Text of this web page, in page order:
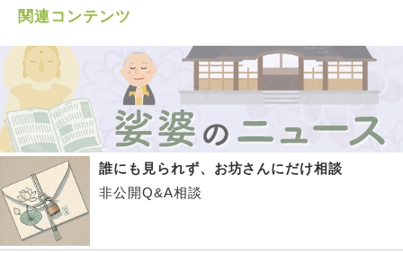
関連コンテンツ
誰にも見られず、お坊さんにだけ相談
非公開Q&A相談